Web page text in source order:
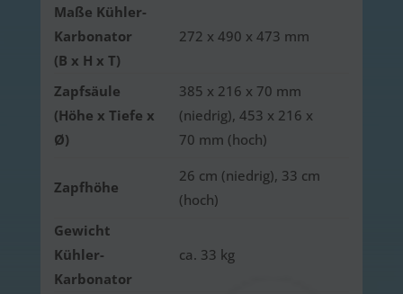
Maße Kühler-
Karbonator
(B x H x T)
272 x 490 x 473 mm
Zapfsäule
(Höhe x Tiefe x
Ø)
385 x 216 x 70 mm
(niedrig), 453 x 216 x
70 mm (hoch)
Zapfhöhe
26 cm (niedrig), 33 cm
(hoch)
Gewicht
Kühler-
Karbonator
ca. 33 kg